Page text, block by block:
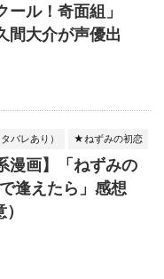
ル！奇面組」
間大介が声優出
バレあり） ★ねずみの初恋
漫画】「ねずみの
逢えたら」感想